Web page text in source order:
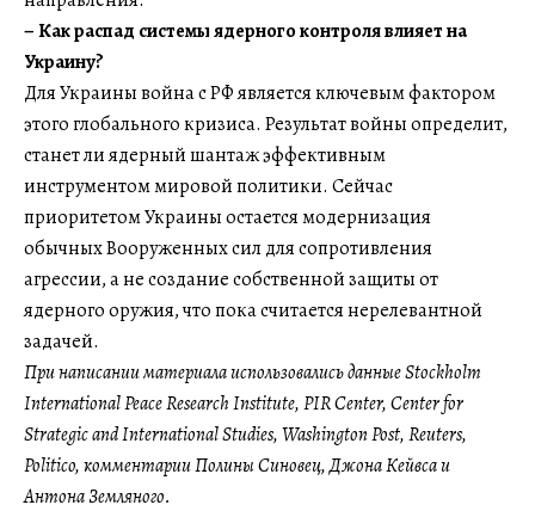
– Как распад системы ядерного контроля влияет на
Украину?
Для Украины война с РФ является ключевым фактором
этого глобального кризиса. Результат войны определит,
станет ли ядерный шантаж эффективным
инструментом мировой политики. Сейчас
приоритетом Украины остается модернизация
обычных Вооруженных сил для сопротивления
агрессии, а не создание собственной защиты от
ядерного оружия, что пока считается нерелевантной
задачей.
При написании материала использовались данные Stockholm
International Peace Research Institute, PIR Center, Center for
Strategic and International Studies, Washington Post, Reuters,
Politico, комментарии Полины Синовец, Джона Кейвса и
Антона Земляного.